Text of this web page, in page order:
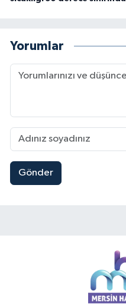
Yorumlar
Gönder